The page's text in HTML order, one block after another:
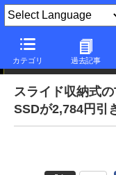
カテゴリ 過去記事
本日みつけたお買い
スライド収納式
SSDが2,784円引